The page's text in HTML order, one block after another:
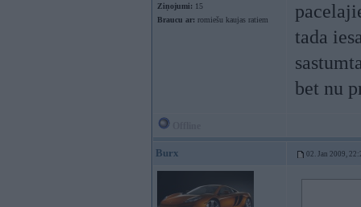
Ziņojumi: 15
Braucu ar: romiešu kaujas ratiem
tada
bet nu
Burx 02. Jan 2009,